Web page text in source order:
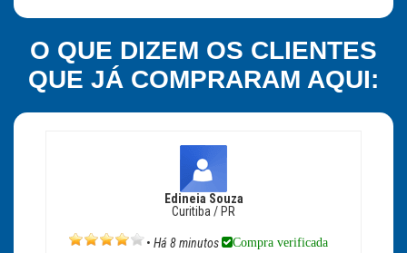
O QUE DIZEM OS CLIENTES
QUE JÁ COMPRARAM AQUI:
Edineia Souza
Curitiba / PR
• Há 8 minutos Compra verificada